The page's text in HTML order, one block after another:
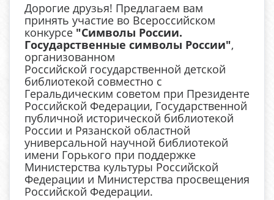
Дорогие друзья! Предлагаем вам
принять участие во Всероссийском
конкурсе "Символы России.
Государственные символы России",
организованном
Российской государственной детской
библиотекой совместно с
Геральдическим советом при Президенте
Российской Федерации, Государственной
публичной исторической библиотекой
России и Рязанской областной
универсальной научной библиотекой
имени Горького при поддержке
Министерства культуры Российской
Федерации и Министерства просвещения
Российской Федерации.